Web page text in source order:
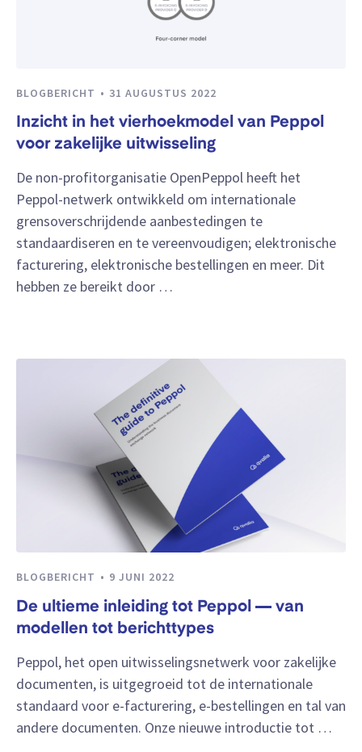
BLOGBERICHT 31 AUGUSTUS 2022
Inzicht in het vierhoekmodel van Peppol
voor zakelijke uitwisseling
De non-profitorganisatie OpenPeppol heeft het
Peppol-netwerk ontwikkeld om internationale
grensoverschrijdende aanbestedingen te
standaardiseren en te vereenvoudigen; elektronische
facturering, elektronische bestellingen en meer. Dit
hebben ze bereikt door …
BLOGBERICHT 9 JUNI 2022
De ultieme inleiding tot Peppol — van
modellen tot berichttypes
Peppol, het open uitwisselingsnetwerk voor zakelijke
documenten, is uitgegroeid tot de internationale
standaard voor e-facturering, e-bestellingen en tal van
andere documenten. Onze nieuwe introductie tot …